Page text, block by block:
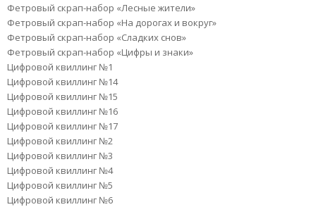
Фетровый скрап-набор «Лесные жители»
Фетровый скрап-набор «На дорогах и вокруг»
Фетровый скрап-набор «Сладких снов»
Фетровый скрап-набор «Цифры и знаки»
Цифровой квиллинг №1
Цифровой квиллинг №14
Цифровой квиллинг №15
Цифровой квиллинг №16
Цифровой квиллинг №17
Цифровой квиллинг №2
Цифровой квиллинг №3
Цифровой квиллинг №4
Цифровой квиллинг №5
Цифровой квиллинг №6